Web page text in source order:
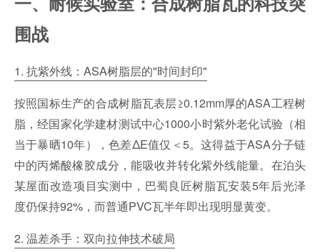
围战
1. 抗紫外线：ASA树脂层的"时间封印"
按照国标生产的合成树脂瓦表层≥0.12mm厚的ASA工程树
脂，经国家化学建材测试中心1000小时紫外老化试验（相
当于暴晒10年），色差ΔE值仅＜5。这得益于ASA分子链
中的丙烯酸橡胶成分，能吸收并转化紫外线能量。在泊头
某屋面改造项目实测中，巴蜀良匠树脂瓦安装5年后光泽
度仍保持92%，而普通PVC瓦半年即出现明显黄变。
2. 温差杀手：双向拉伸技术破局